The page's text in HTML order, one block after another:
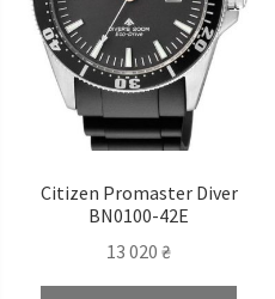
Citizen Promaster Diver
BN0100-42E
13 020₴